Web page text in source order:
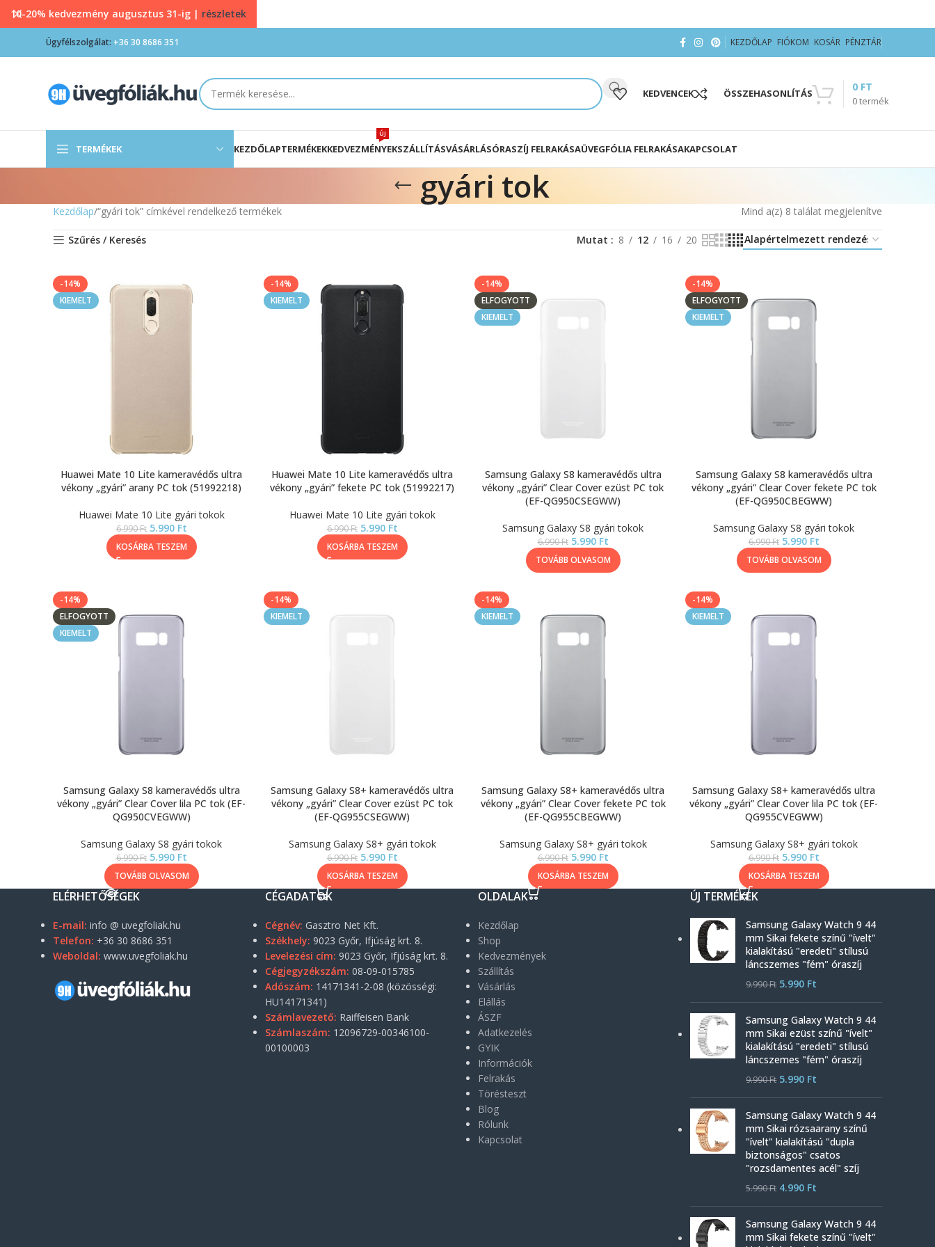
Ügyfélszolgálat: +36 30 8686 351 KEZDŐLAP FIÓKOM KOSÁR PÉNZTÁR
KEDVENCEK ÖSSZEHASONLÍTÁS
0termék
0 FT
TERMÉKEK KEZDŐLAPTERMÉKEKKEDVEZMÉNYEK
ÚJ
SZÁLLÍTÁSVÁSÁRLÁSÓRASZÍJ FELRAKÁSAÜVEGFÓLIA FELRAKÁSAKAPCSOLAT
gyári tok
Kezdőlap “gyári tok” címkével rendelkező termékek Mind a(z) 8 találat megjelenítve
Szűrés / Keresés Mutat 8 12 16 20
-14%
KIEMELT
Huawei Mate 10 Lite kameravédős ultra
vékony „gyári” arany PC tok (51992218)
Huawei Mate 10 Lite gyári tokok
6.990Ft 5.990 Ft
KOSÁRBA TESZEM
-14%
KIEMELT
Huawei Mate 10 Lite kameravédős ultra
vékony „gyári” fekete PC tok (51992217)
Huawei Mate 10 Lite gyári tokok
6.990Ft 5.990 Ft
KOSÁRBA TESZEM
-14%
ELFOGYOTT
KIEMELT
Samsung Galaxy S8 kameravédős ultra
vékony „gyári” Clear Cover ezüst PC tok
(EF-QG950CSEGWW)
Samsung Galaxy S8 gyári tokok
6.990Ft 5.990 Ft
TOVÁBB OLVASOM
-14%
ELFOGYOTT
KIEMELT
Samsung Galaxy S8 kameravédős ultra
vékony „gyári” Clear Cover fekete PC tok
(EF-QG950CBEGWW)
Samsung Galaxy S8 gyári tokok
6.990Ft 5.990 Ft
TOVÁBB OLVASOM
-14%
ELFOGYOTT
KIEMELT
Samsung Galaxy S8 kameravédős ultra
vékony „gyári” Clear Cover lila PC tok (EF-
QG950CVEGWW)
Samsung Galaxy S8 gyári tokok
6.990Ft 5.990 Ft
TOVÁBB OLVASOM
-14%
KIEMELT
Samsung Galaxy S8+ kameravédős ultra
vékony „gyári” Clear Cover ezüst PC tok
(EF-QG955CSEGWW)
Samsung Galaxy S8+ gyári tokok
6.990Ft 5.990 Ft
KOSÁRBA TESZEM
-14%
KIEMELT
Samsung Galaxy S8+ kameravédős ultra
vékony „gyári” Clear Cover fekete PC tok
(EF-QG955CBEGWW)
Samsung Galaxy S8+ gyári tokok
6.990Ft 5.990 Ft
KOSÁRBA TESZEM
-14%
KIEMELT
Samsung Galaxy S8+ kameravédős ultra
vékony „gyári” Clear Cover lila PC tok (EF-
QG955CVEGWW)
Samsung Galaxy S8+ gyári tokok
6.990Ft 5.990 Ft
KOSÁRBA TESZEM
ELÉRHETŐSÉGEK
E-mail: info @ uvegfoliak.hu
Telefon: +36 30 8686 351
Weboldal: www.uvegfoliak.hu
CÉGADATOK
Cégnév: Gasztro Net Kft.
Székhely: 9023 Győr, Ifjúság krt. 8.
Levelezési cím: 9023 Győr, Ifjúság krt. 8.
Cégjegyzékszám: 08-09-015785
Adószám: 14171341-2-08 (közösségi:
HU14171341)
Számlavezető: Raiffeisen Bank
Számlaszám: 12096729-00346100-
00100003
OLDALAK
Kezdőlap
Shop
Kedvezmények
Szállítás
Vásárlás
Elállás
ÁSZF
Adatkezelés
GYIK
Információk
Felrakás
Törésteszt
Blog
Rólunk
Kapcsolat
ÚJ TERMÉKEK
Samsung Galaxy Watch 9 44
mm Sikai fekete színű "ívelt"
kialakítású "eredeti" stílusú
láncszemes "fém" óraszíj
9.990Ft 5.990 Ft
Samsung Galaxy Watch 9 44
mm Sikai ezüst színű "ívelt"
kialakítású "eredeti" stílusú
láncszemes "fém" óraszíj
9.990Ft 5.990 Ft
Samsung Galaxy Watch 9 44
mm Sikai rózsaarany színű
"ívelt" kialakítású "dupla
biztonságos" csatos
"rozsdamentes acél" szíj
5.990Ft 4.990 Ft
Samsung Galaxy Watch 9 44
mm Sikai fekete színű "ívelt"
10-20% kedvezmény augusztus 31-ig | részletek